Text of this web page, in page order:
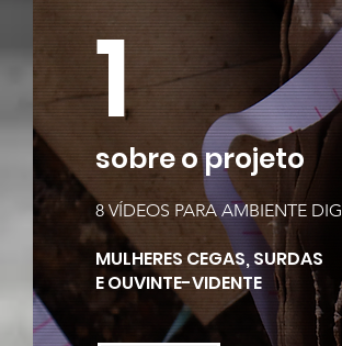
1
sobre o projeto
8 VÍDEOS PARA AMBIENTE DIG
MULHERES CEGAS, SURDAS
E OUVINTE-VIDENTE